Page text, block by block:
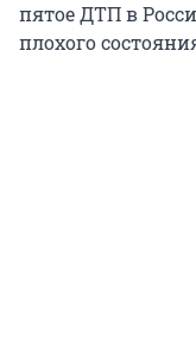
пятое ДТП в
плохого